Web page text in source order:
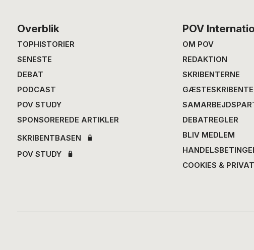
Footer
Overblik
TOPHISTORIER
SENESTE
DEBAT
PODCAST
POV STUDY
SPONSOREREDE ARTIKLER
SKRIBENTBASEN
POV STUDY
POV
OM POV
REDAKTION
SKRIBENTERNE
DEBATREGLER
BLIV MEDLEM
COOKIES &